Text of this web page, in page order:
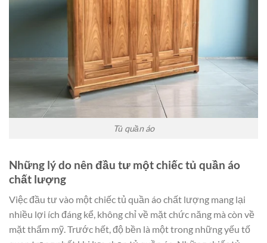
Tủ quần áo
Những lý do nên đầu tư một chiếc tủ quần áo
chất lượng
Việc đầu tư vào một chiếc tủ quần áo chất lượng mang lại
nhiều lợi ích đáng kể, không chỉ về mặt chức năng mà còn về
mặt thẩm mỹ. Trước hết, độ bền là một trong những yếu tố